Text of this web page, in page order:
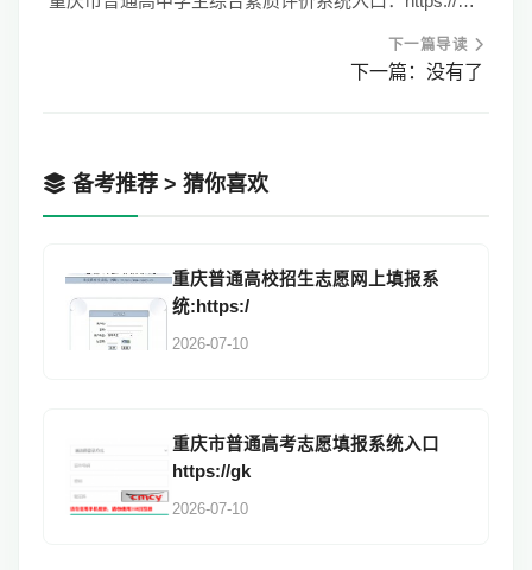
下一篇导读
下一篇：没有了
备考推荐 > 猜你喜欢
重庆普通高校招生志愿网上填报系
统:https:/
2026-07-10
重庆市普通高考志愿填报系统入口
https://gk
2026-07-10